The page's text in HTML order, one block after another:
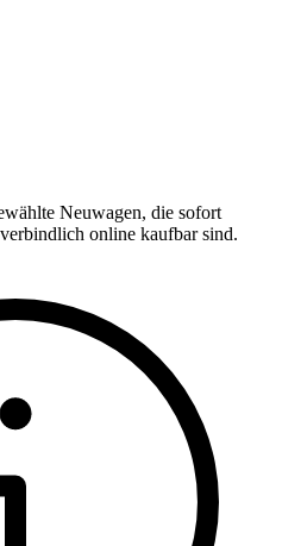
Neuwagen, die sofort
online kaufbar sind.